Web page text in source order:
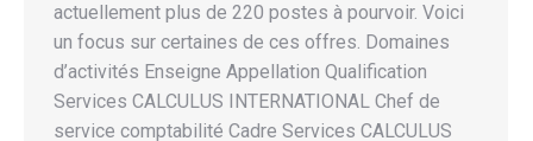
actuellement plus de 220 postes à pourvoir. Voici
un focus sur certaines de ces offres. Domaines
d’activités Enseigne Appellation Qualification
Services CALCULUS INTERNATIONAL Chef de
service comptabilité Cadre Services CALCULUS